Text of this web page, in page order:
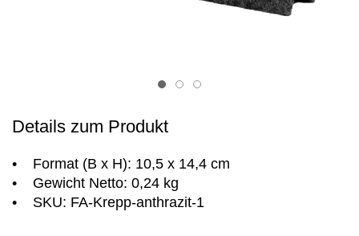
Item 1
Item 2Item 3
Details zum Produkt
• Format (B x H): 10,5 x 14,4 cm
• Gewicht Netto: 0,24 kg
• SKU: FA-Krepp-anthrazit-1